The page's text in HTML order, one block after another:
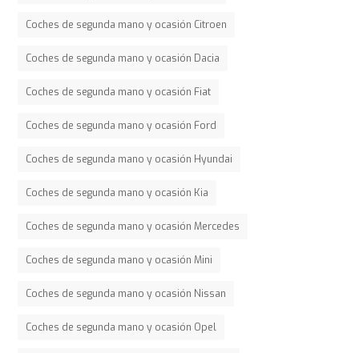
Coches de segunda mano y ocasión Citroen
Coches de segunda mano y ocasión Dacia
Coches de segunda mano y ocasión Fiat
Coches de segunda mano y ocasión Ford
Coches de segunda mano y ocasión Hyundai
Coches de segunda mano y ocasión Kia
Coches de segunda mano y ocasión Mercedes
Coches de segunda mano y ocasión Mini
Coches de segunda mano y ocasión Nissan
Coches de segunda mano y ocasión Opel